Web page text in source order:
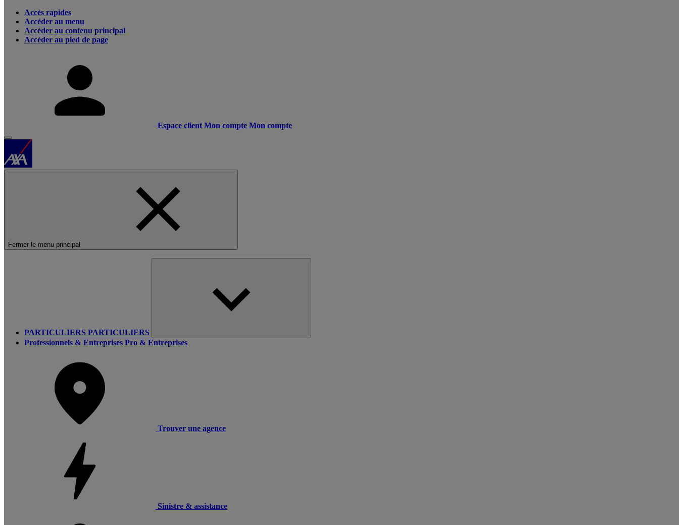
Accès rapides
Accéder au menu
Accéder au contenu principal
Accéder au pied de page
Espace client Mon compte Mon compte
Fermer le menu principal
PARTICULIERS PARTICULIERS
Professionnels & Entreprises Pro & Entreprises
Trouver une agence
Sinistre & assistance